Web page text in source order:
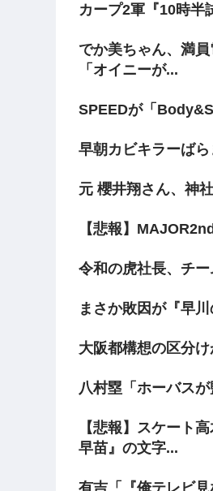
カープ2軍『10時半
でか美ちゃん、満
「オイニーが...
SPEEDが「
早朝カビキラーば
元 櫻井翔さん、神
【悲報】
令和の虎社長、チ
まさか敗因が『早
大阪都構想の区分
八村塁「ホーバス
【悲報】スケート
早苗』の文字...
有吉「『俺テレビ